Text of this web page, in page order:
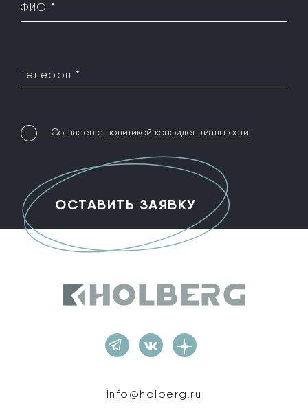
ФИО *
Телефон *
Согласен с политикой конфиденциальности
info@holberg.ru